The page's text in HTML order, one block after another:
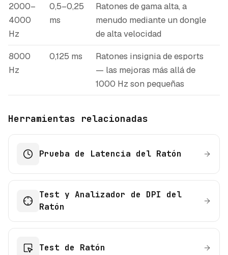
2000–
4000
Hz
0,5–0,25
ms
Ratones de gama alta, a
menudo mediante un dongle
de alta velocidad
8000
Hz
0,125 ms
Ratones insignia de esports
— las mejoras más allá de
1000 Hz son pequeñas
Herramientas relacionadas
Prueba de Latencia del Ratón
Test y Analizador de DPI del
Ratón
Test de Ratón